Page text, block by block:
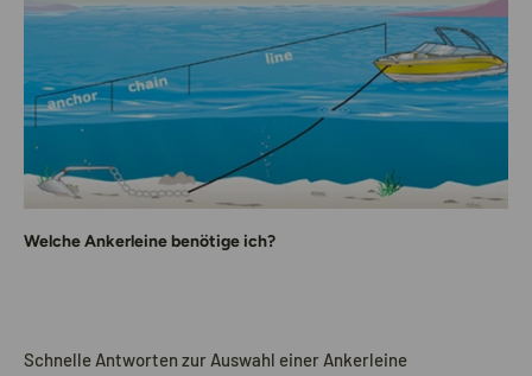
Welche Ankerleine benötige ich?
Schnelle Antworten zur Auswahl einer Ankerleine